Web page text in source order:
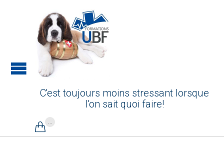
C'est toujours moins stressant lorsque
l'on sait quoi faire!
